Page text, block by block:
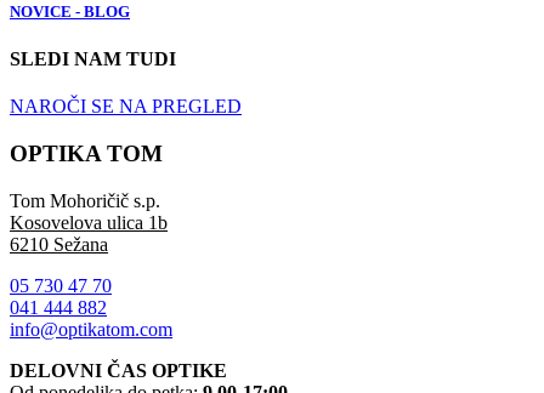
NOVICE - BLOG
SLEDI NAM TUDI
NAROČI SE NA PREGLED
OPTIKA TOM
Tom Mohoričič s.p.
Kosovelova ulica 1b
6210 Sežana
05 730 47 70
041 444 882
info@optikatom.com
DELOVNI ČAS OPTIKE